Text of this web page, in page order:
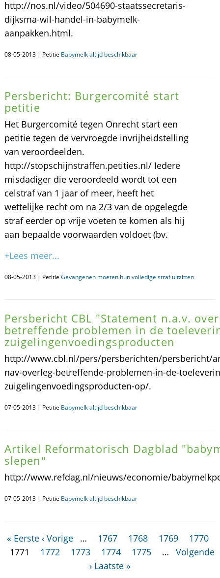
http://nos.nl/video/504690-staatssecretaris-
dijksma-wil-handel-in-babymelk-
aanpakken.html.
08-05-2013 | Petitie Babymelk altijd beschikbaar
Persbericht: Burgercomité start
petitie
Het Burgercomité tegen Onrecht start een
petitie tegen de vervroegde invrijheidstelling
van veroordeelden.
http://stopschijnstraffen.petities.nl/ Iedere
misdadiger die veroordeeld wordt tot een
celstraf van 1 jaar of meer, heeft het
wettelijke recht om na 2/3 van de opgelegde
straf eerder op vrije voeten te komen als hij
aan bepaalde voorwaarden voldoet (bv.
+Lees meer...
08-05-2013 | Petitie Gevangenen moeten hun volledige straf uitzitten
Persbericht CBL "Statement n.a.v.
betreffende problemen in de
zuigelingenvoedingsproducten
http://www.cbl.nl/pers/persberichten/persbericht/
nav-overleg-betreffende-problemen-in-de-
zuigelingenvoedingsproducten-op/.
07-05-2013 | Petitie Babymelk altijd beschikbaar
Artikel Reformatorisch Dagblad
slepen"
http://www.refdag.nl/nieuws/economie/
07-05-2013 | Petitie Babymelk altijd beschikbaar
« Eerste ‹ Vorige … 1767 1768 1769
1770
1771
1772 1773 1774 1775 …
Volgende
› Laatste »